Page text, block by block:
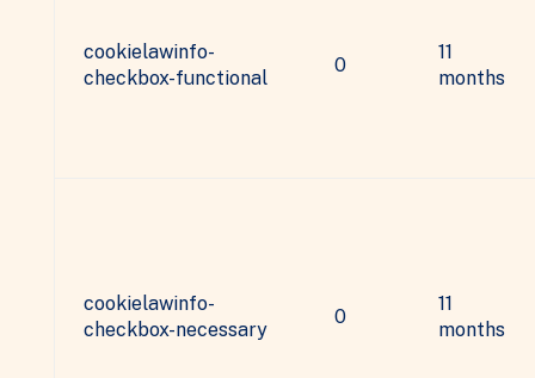
cookielawinfo-
checkbox-functional
0
11
months
cookielawinfo-
checkbox-necessary
0
11
months